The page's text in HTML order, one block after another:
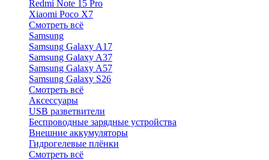
Redmi Note 15 Pro
Xiaomi Poco X7
Смотреть всё
Samsung
Samsung Galaxy A17
Samsung Galaxy A37
Samsung Galaxy A57
Samsung Galaxy S26
Смотреть всё
Аксессуары
USB разветвители
Беспроводные зарядные устройства
Внешние аккумуляторы
Гидрогелевые плёнки
Смотреть всё